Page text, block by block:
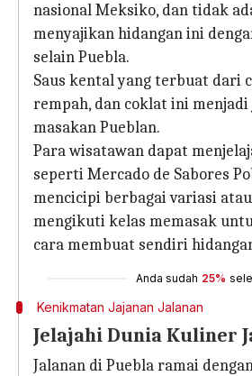
nasional Meksiko, dan tidak
menyajikan hidangan ini
selain Puebla.
Saus kental yang terbuat dari
rempah, dan coklat ini
masakan Pueblan.
Para wisatawan dapat
seperti Mercado de Sabores
mencicipi berbagai variasi
mengikuti kelas memasak
cara membuat sendiri
Anda sudah 25%
Kenikmatan Jajanan Jalanan
Jelajahi Dunia Kuliner
Jalanan di Puebla ramai